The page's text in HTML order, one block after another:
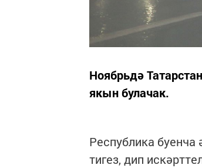
Ноябрьдә
якын булачак.
Республика буенча
тигез, дип